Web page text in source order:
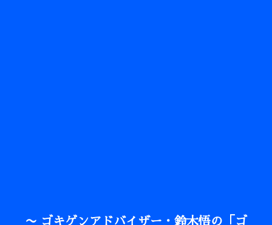
〜 ゴキゲンアドバイザー・鈴木悟の「ゴ